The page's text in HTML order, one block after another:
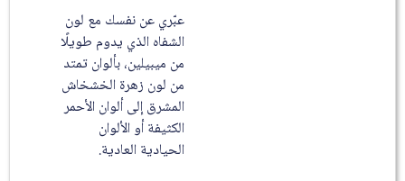
عبّري عن نفسك مع لون
الشفاه الذي يدوم طويلًا
من ميبيلين، بألوان تمتد
من لون زهرة الخشخاش
المشرق إلى ألوان الأحمر
الكثيفة أو الألوان
الحيادية العادية.